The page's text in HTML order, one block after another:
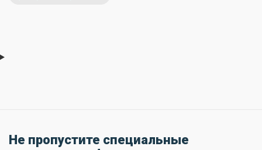
Не пропустите специальные